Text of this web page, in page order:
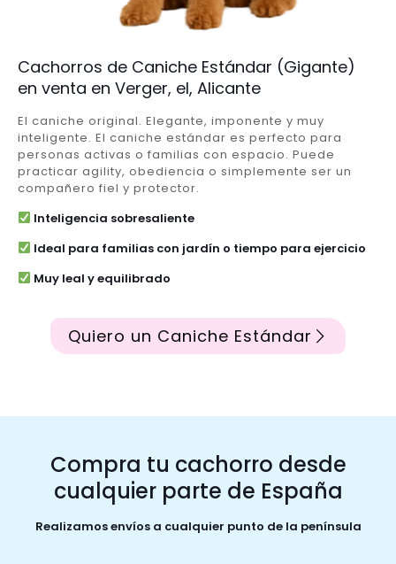
Cachorros de Caniche Estándar (Gigante)
en venta en Verger, el, Alicante
El caniche original. Elegante, imponente y muy
inteligente. El caniche estándar es perfecto para
personas activas o familias con espacio. Puede
practicar agility, obediencia o simplemente ser un
compañero fiel y protector.
Inteligencia sobresaliente
Ideal para familias con jardín o tiempo para ejercicio
Muy leal y equilibrado
Quiero un Caniche Estándar
Compra tu cachorro desde
cualquier parte de España
Realizamos envíos a cualquier punto de la península